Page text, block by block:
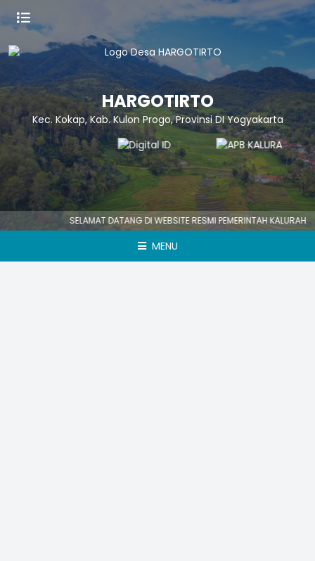
HARGOTIRTO
Kec. Kokap, Kab. Kulon Progo, Provinsi DI Yogyakarta
SELAMAT DATANG DI WEBSITE RESMI PEMERINTAH
MENU